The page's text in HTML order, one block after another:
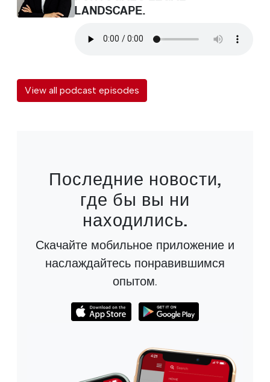
LANDSCAPE.
View all podcast episodes
Последние новости,
где бы вы ни
находились.
Скачайте мобильное приложение и
наслаждайтесь понравившимся
опытом.